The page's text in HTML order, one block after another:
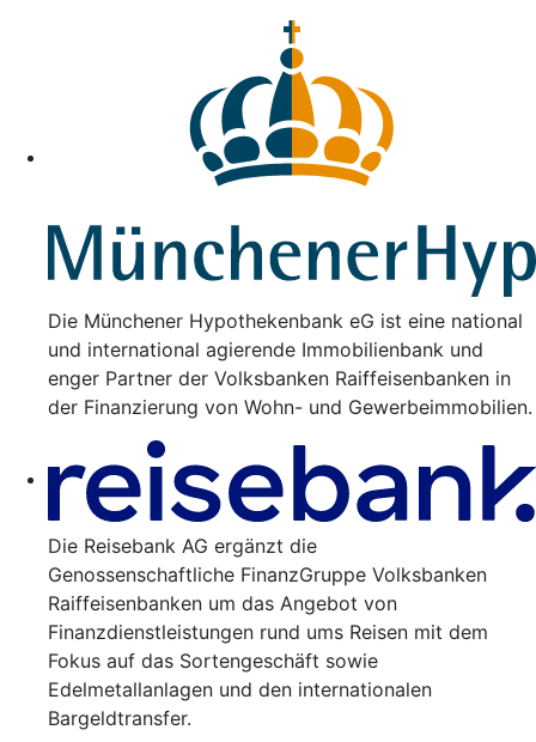
Die Münchener Hypothekenbank eG ist eine national
und international agierende Immobilienbank und
enger Partner der Volksbanken Raiffeisenbanken in
der Finanzierung von Wohn- und Gewerbeimmobilien.
Die Reisebank AG ergänzt die
Genossenschaftliche FinanzGruppe Volksbanken
Raiffeisenbanken um das Angebot von
Finanzdienstleistungen rund ums Reisen mit dem
Fokus auf das Sortengeschäft sowie
Edelmetallanlagen und den internationalen
Bargeldtransfer.